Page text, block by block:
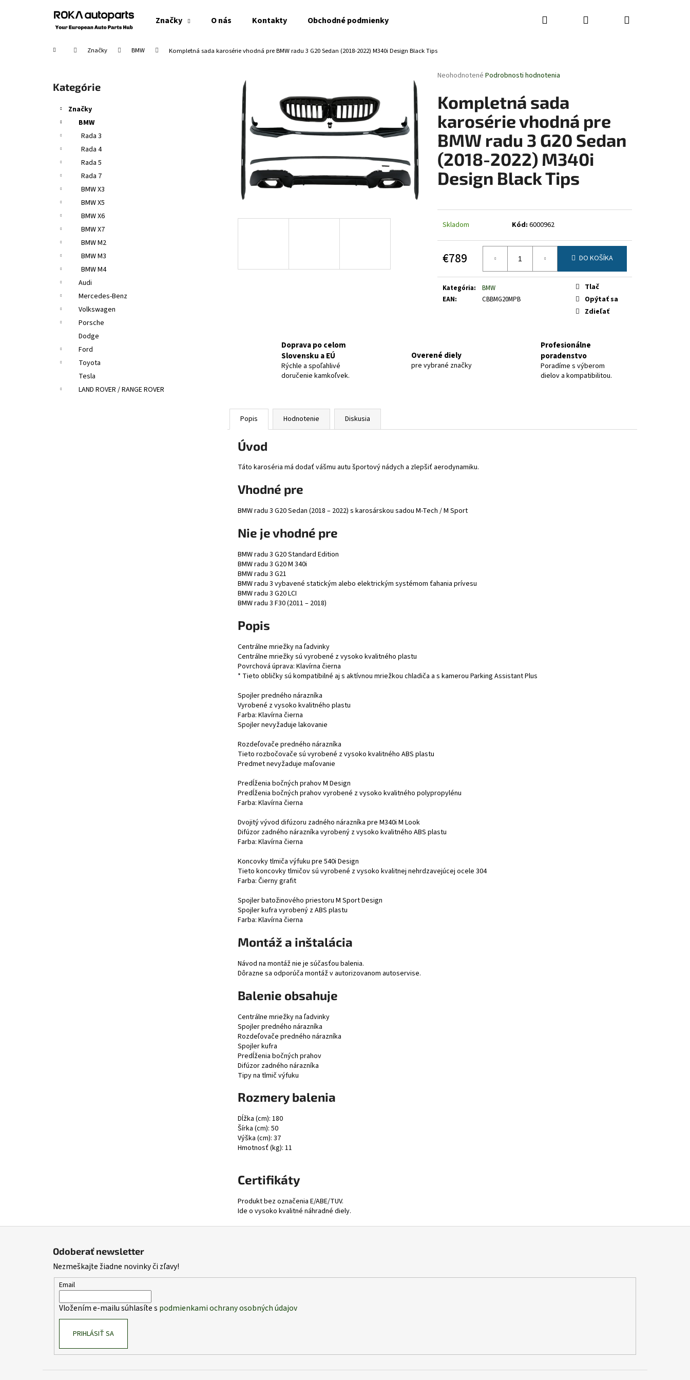
Značky O nás Kontakty Obchodné podmienky Hľadať PrihlásenieNákupný
Domov Značky BMW Kompletná sada karosérie vhodná pre BMW radu 3 G20 Sedan (2018-2022) M340i Design Black Tips
Preskočiť
kategórie
Kategórie
Značky
BMW
Rada 3
Rada 4
Rada 5
Rada 7
BMW X3
BMW X5
BMW X6
BMW X7
BMW M2
BMW M3
BMW M4
Audi
Mercedes-Benz
Volkswagen
Porsche
Dodge
Ford
Toyota
Tesla
LAND ROVER / RANGE ROVER
Priemerné
produktu
je
0,0
5
hviezdičiek.
Neohodnotené Podrobnosti hodnotenia
Kompletná sada
karosérie vhodná pre
BMW radu 3 G20 Sedan
(2018-2022) M340i
Design Black Tips
Skladom Kód: 6000962
€789
cena:
DO KOŠÍKA
Kategória:
BMW
EAN: CBBMG20MPB
Tlač
Opýtať sa
Zdieľať
Doprava po celom
Slovensku a EÚ
Rýchle a spoľahlivé
doručenie kamkoľvek.
Overené diely
pre vybrané značky
Profesionálne
poradenstvo
Poradíme s výberom
dielov a kompatibilitou.
Popis Hodnotenie Diskusia
Úvod
Táto karoséria má dodať vášmu autu športový nádych a zlepšiť aerodynamiku.
Vhodné pre
BMW radu 3 G20 Sedan (2018 – 2022) s karosárskou sadou M-Tech / M Sport
Nie je vhodné pre
BMW radu 3 G20 Standard Edition
BMW radu 3 G20 M 340i
BMW radu 3 G21
BMW radu 3 vybavené statickým alebo elektrickým systémom ťahania prívesu
BMW radu 3 G20 LCI
BMW radu 3 F30 (2011 – 2018)
Popis
Centrálne mriežky na ľadvinky
Centrálne mriežky sú vyrobené z vysoko kvalitného plastu
Povrchová úprava: Klavírna čierna
* Tieto obličky sú kompatibilné aj s aktívnou mriežkou chladiča a s kamerou Parking Assistant Plus
Spojler predného nárazníka
Vyrobené z vysoko kvalitného plastu
Farba: Klavírna čierna
Spojler nevyžaduje lakovanie
Rozdeľovače predného nárazníka
Tieto rozbočovače sú vyrobené z vysoko kvalitného ABS plastu
Predmet nevyžaduje maľovanie
Predĺženia bočných prahov M Design
Predĺženia bočných prahov vyrobené z vysoko kvalitného polypropylénu
Farba: Klavírna čierna
Dvojitý vývod difúzoru zadného nárazníka pre M340i M Look
Difúzor zadného nárazníka vyrobený z vysoko kvalitného ABS plastu
Farba: Klavírna čierna
Koncovky tlmiča výfuku pre 540i Design
Tieto koncovky tlmičov sú vyrobené z vysoko kvalitnej nehrdzavejúcej ocele 304
Farba: Čierny grafit
Spojler batožinového priestoru M Sport Design
Spojler kufra vyrobený z ABS plastu
Farba: Klavírna čierna
Montáž a inštalácia
Návod na montáž nie je súčasťou balenia.
Dôrazne sa odporúča montáž v autorizovanom autoservise.
Balenie obsahuje
Centrálne mriežky na ľadvinky
Spojler predného nárazníka
Rozdeľovače predného nárazníka
Spojler kufra
Predĺženia bočných prahov
Difúzor zadného nárazníka
Tipy na tlmič výfuku
Rozmery balenia
Dĺžka (cm): 180
Šírka (cm): 50
Výška (cm): 37
Hmotnosť (kg): 11
Certifikáty
Produkt bez označenia E/ABE/TUV.
Ide o vysoko kvalitné náhradné diely.
Čo potrebujete nájsť?
HĽADAŤ
Odporúčame
Odoberať newsletter
Nezmeškajte žiadne novinky či zľavy!
Email
Vložením e-mailu súhlasíte s podmienkami ochrany osobných údajov
PRIHLÁSIŤ SA